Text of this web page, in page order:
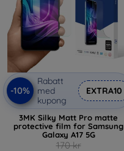
-10%
Rabatt
med
kupong
EXTRA10
3MK Silky Matt Pro matte
protective film for Samsung
Galaxy A17 5G
170 kr